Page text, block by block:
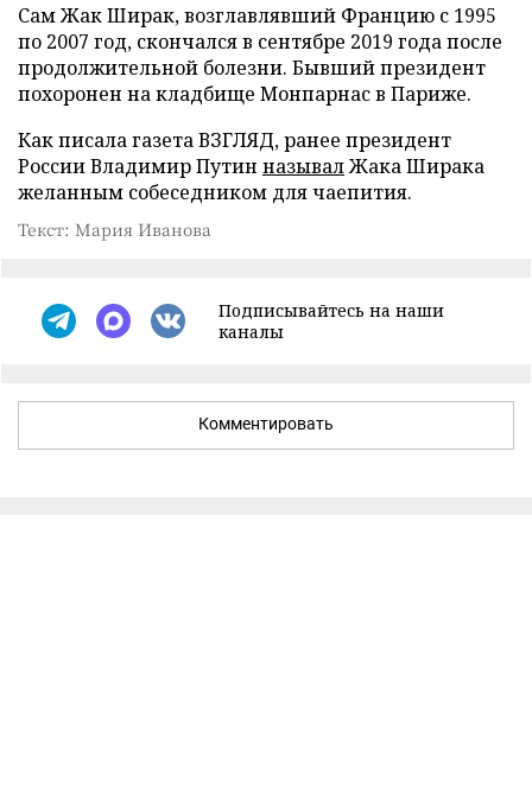
Сам Жак Ширак, возглавлявший Францию с 1995
по 2007 год, скончался в сентябре 2019 года после
продолжительной болезни. Бывший президент
похоронен на кладбище Монпарнас в Париже.
Как писала газета ВЗГЛЯД, ранее президент
России Владимир Путин называлЖака Ширака
желанным собеседником для чаепития.
Текст: Мария Иванова
Подписывайтесь на наши
каналы
Комментировать